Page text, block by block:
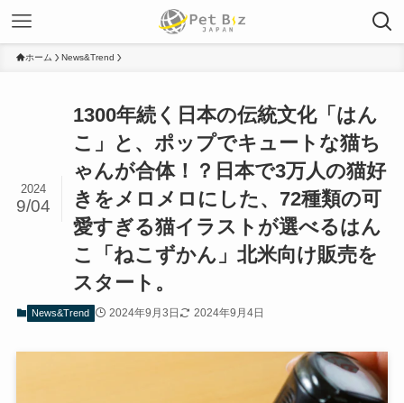
ホーム News&Trend
1300年続く日本の伝統文化「はん
こ」と、ポップでキュートな猫ち
ゃんが合体！？日本で3万人の猫好
きをメロメロにした、72種類の可
愛すぎる猫イラストが選べるはん
こ「ねこずかん」北米向け販売を
スタート。
2024
9/04
News&Trend 2024年9月3日 2024年9月4日